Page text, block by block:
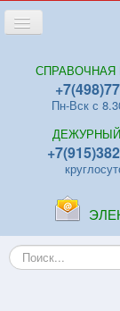
Переключить
навигацию
Новости
Отделения
Поликлиники
Контакты
Видео
СПРАВОЧНАЯ
Пн-Вск с
Искать...